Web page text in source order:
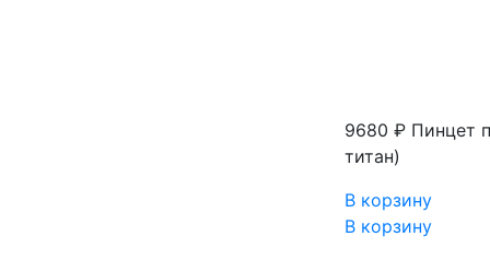
9680 ₽ Пинцет
титан)
В корзину
В корзину